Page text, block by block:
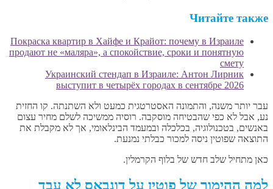
Читайте также
Покраска квартир в Хайфе и Крайот: почему в Израиле
продают не «маляра», а спокойствие, сроки и понятную
смету
Украинский стендап в Израиле: Антон Лирник
выступит в четырёх городах в сентябре 2026
עבר יותר משנה, והתמונה האסטרטגית כמעט ולא השתנתה. קו החזית
נע, אבל לא כפי שהבטיחה מוסקבה. רוסיה ממשיכה לשלם מחיר עצום
באנשים, בטכנולוגיה, בכלכלה ובמעמד הבינלאומי, אך לא מקבלת את
התוצאה שפוטין ניסה למכור כבלתי נמנעת.
כאן מתחיל שלב חדש של בלוף הקרמלין.
למה ההימור של פוטין על דונבאס לא עבד